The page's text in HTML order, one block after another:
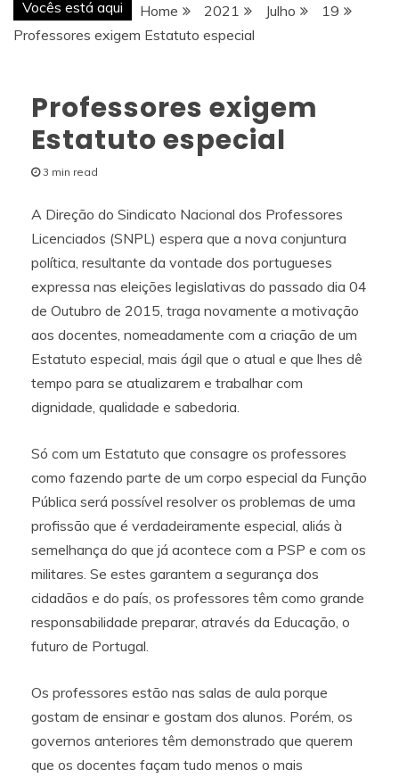
Vocês está aqui Home 2021 Julho
19
Professores exigem Estatuto especial
Professores exigem
Estatuto especial
3 min read
A Direção do Sindicato Nacional dos Professores
Licenciados (SNPL) espera que a nova conjuntura
política, resultante da vontade dos portugueses
expressa nas eleições legislativas do passado dia 04
de Outubro de 2015, traga novamente a motivação
aos docentes, nomeadamente com a criação de um
Estatuto especial, mais ágil que o atual e que lhes dê
tempo para se atualizarem e trabalhar com
dignidade, qualidade e sabedoria.
Só com um Estatuto que consagre os professores
como fazendo parte de um corpo especial da Função
Pública será possível resolver os problemas de uma
profissão que é verdadeiramente especial, aliás à
semelhança do que já acontece com a PSP e com os
militares. Se estes garantem a segurança dos
cidadãos e do país, os professores têm como grande
responsabilidade preparar, através da Educação, o
futuro de Portugal.
Os professores estão nas salas de aula porque
gostam de ensinar e gostam dos alunos. Porém, os
governos anteriores têm demonstrado que querem
que os docentes façam tudo menos o mais